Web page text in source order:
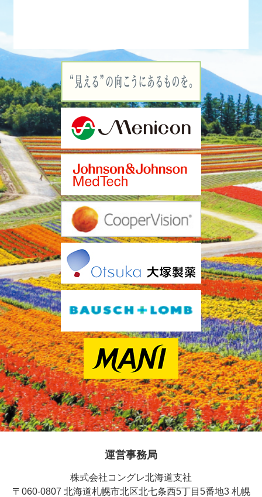
運営事務局
株式会社コングレ北海道支社
〒060-0807 北海道札幌市北区北七条西5丁目5番地3 札幌